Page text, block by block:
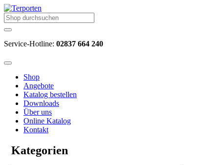
Service-Hotline: 02837 664 240
Shop
Angebote
Katalog bestellen
Downloads
Über uns
Online Katalog
Kontakt
Kategorien